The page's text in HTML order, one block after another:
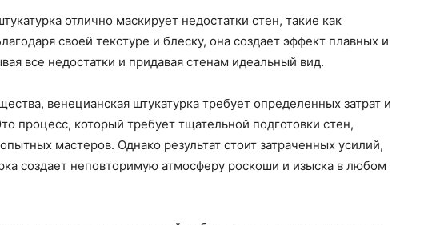
отлично маскирует недостатки стен, такие как
своей текстуре и блеску, она создает эффект плавных и
все недостатки и придавая стенам идеальный вид.
венецианская штукатурка требует определенных затрат и
процесс, который требует тщательной подготовки стен,
мастеров. Однако результат стоит затраченных усилий,
создает неповторимую атмосферу роскоши и изыска в любом